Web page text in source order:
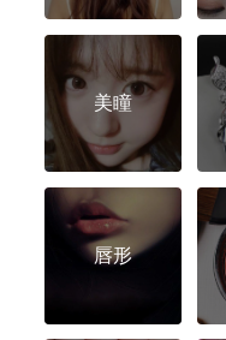
美瞳
唇形